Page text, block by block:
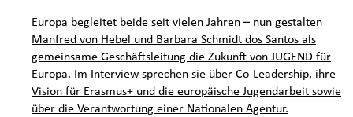
Europa begleitet beide seit vielen Jahren – nun gestalten
Manfred von Hebel und Barbara Schmidt dos Santos als
gemeinsame Geschäftsleitung die Zukunft von JUGEND für
Europa. Im Interview sprechen sie über Co-Leadership, ihre
Vision für Erasmus+ und die europäische Jugendarbeit sowie
über die Verantwortung einer Nationalen Agentur.